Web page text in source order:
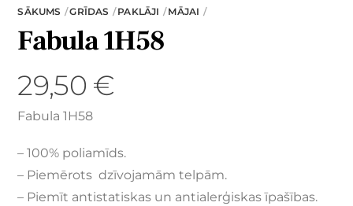
SĀKUMS GRĪDAS PAKLĀJI MĀJAI
Fabula 1H58
29,50 €
Fabula 1H58
– 100% poliamīds.
– Piemērots dzīvojamām telpām.
– Piemīt antistatiskas un antialerģiskas īpašības.